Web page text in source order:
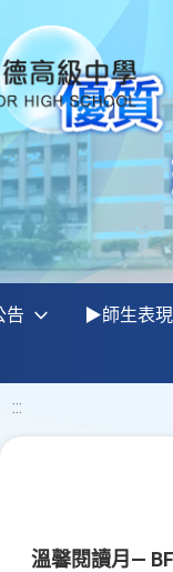
告 ▶師生表現
:::
溫馨閱讀月—